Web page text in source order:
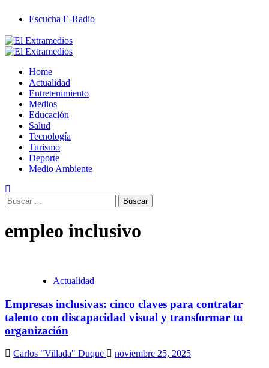
contenido
Escucha E-Radio
Primary
Home
Actualidad
Entretenimiento
Medios
Educación
Salud
Tecnología
Turismo
Deporte
Medio Ambiente
Buscar:
empleo inclusivo
Actualidad
Empresas inclusivas: cinco claves para contratar
talento con discapacidad visual y transformar tu
organización
Carlos "Villada" Duque
noviembre 25, 2025